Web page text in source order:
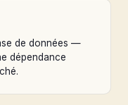
de données —
dépendance